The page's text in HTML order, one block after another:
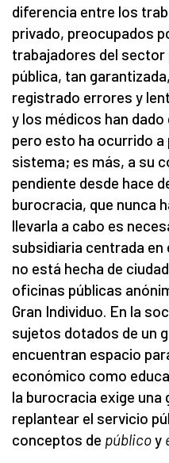
diferencia entre los
privado, preocupados
trabajadores del sector
pública, tan
registrado errores y
y los médicos han
pero esto ha ocurrido
sistema; es más, a su
pendiente desde hace
burocracia, que nunca
llevarla a cabo es
subsidiaria centrada en
no está hecha de
oficinas públicas
Gran Individuo. En la
sujetos dotados de un
encuentran espacio
económico como
la burocracia exige una
replantear el servicio
conceptos de públicoy